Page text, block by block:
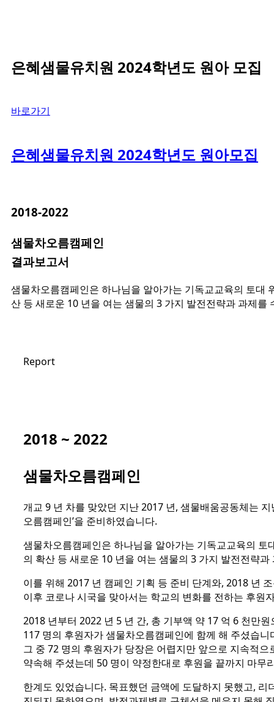
은혜샘물유치원 2024학년도 원아 모집
바로가기
은혜샘물유치원 2024학년도 원아모집
2018-2022
샘물차오름캠페인
결과보고서
샘물차오름캠페인은 하나님을 알아가는 기독교교육의 토대
산 등 새로운 10 년을 여는 샘물의 3 가지 발전전략과 과제
Report
2018 ~ 2022
샘물차오름캠페인
개교 9 년 차를 맞았던 지난 2017 년, 샘물배움공동체는
오름캠페인’을 준비하였습니다.
샘물차오름캠페인은 하나님을 알아가는 기독교교육의
의 확산 등 새로운 10 년을 여는 샘물의 3 가지 발전전략
이를 위해 2017 년 캠페인 기획 등 준비 단계와, 2018 년
이후 코로나 시국을 맞아서는 학교의 변화를 전하는 후원
2018 년부터 2022 년 5 년 간, 총 기부액 약 17 억 6 천만원
117 명의 후원자가 샘물차오름캠페인에 함께 해 주셨습니
그 중 72 명의 후원자가 당장은 어렵지만 앞으로 지속적으
약속해 주셨는데 50 명이 약정한대로 후원을 끝까지 마무
한계도 있었습니다. 목표했던 금액에 도달하지 못했고,